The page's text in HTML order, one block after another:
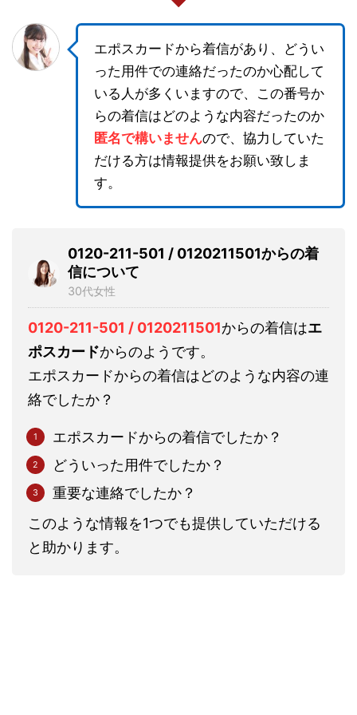
エポスカードから着信があり、どうい
った用件での連絡だったのか心配して
いる人が多くいますので、この番号か
らの着信はどのような内容だったのか
匿名で構いませんので、協力していた
だける方は情報提供をお願い致しま
す。
0120-211-501 / 0120211501からの着
信について
30代女性
0120-211-501 / 0120211501からの着信はエ
ポスカードからのようです。
エポスカードからの着信はどのような内容の連
絡でしたか？
エポスカードからの着信でしたか？
どういった用件でしたか？
重要な連絡でしたか？
このような情報を1つでも提供していただける
と助かります。